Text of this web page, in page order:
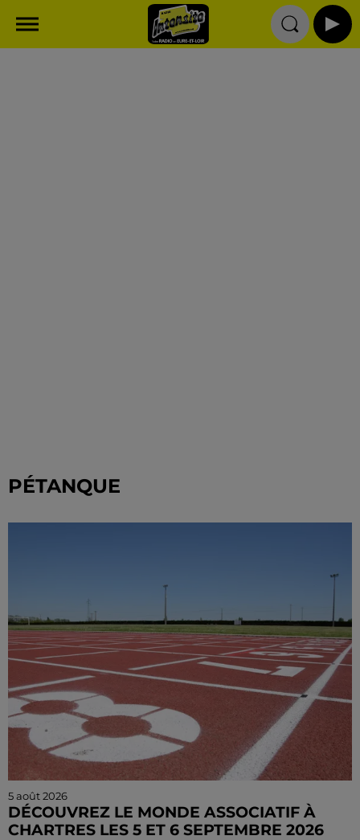
PÉTANQUE
5 août 2026
DÉCOUVREZ LE MONDE ASSOCIATIF À
CHARTRES LES 5 ET 6 SEPTEMBRE 2026